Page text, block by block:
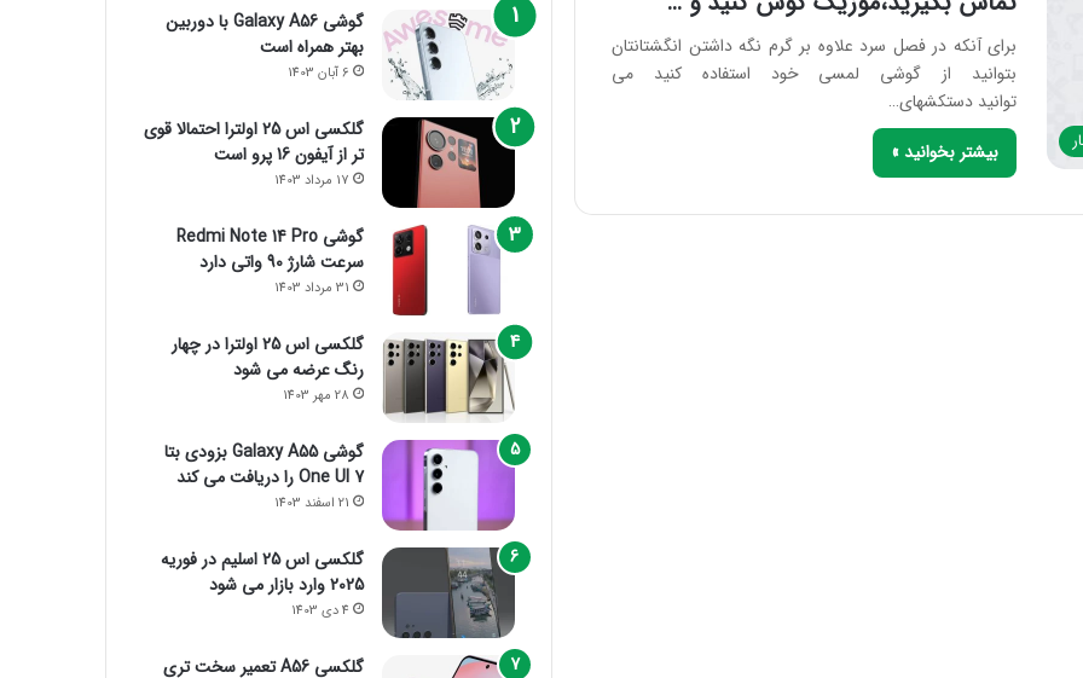
برای آنکه در فصل سرد علاوه بر گرم نگه داشتن انگشتانتان
بتوانید از گوشی لمسی خود استفاده کنید می
توانید دستکشهای…
بیشتر بخوانید »
گوشی Galaxy A56 با دوربین
بهتر همراه است
6 آبان 1403
گلکسی اس 25 اولترا احتمالا قوی
تر از آیفون 16 پرو است
17 مرداد 1403
گوشی Redmi Note 14 Pro
سرعت شارژ 90 واتی دارد
31 مرداد 1403
گلکسی اس 25 اولترا در چهار
رنگ عرضه می شود
28 مهر 1403
گوشی Galaxy A55 بزودی بتا
One UI 7 را دریافت می کند
21 اسفند 1403
گلکسی اس 25 اسلیم در فوریه
2025 وارد بازار می شود
4 دی 1403
گلکسی A56 تعمیر سخت تری